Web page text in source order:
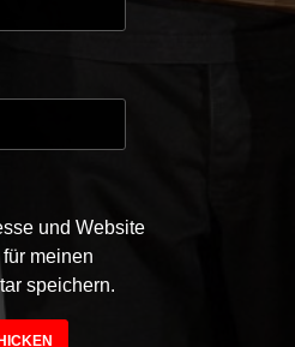
und Website
meinen
speichern.